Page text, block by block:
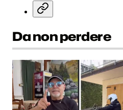
Da non perdere